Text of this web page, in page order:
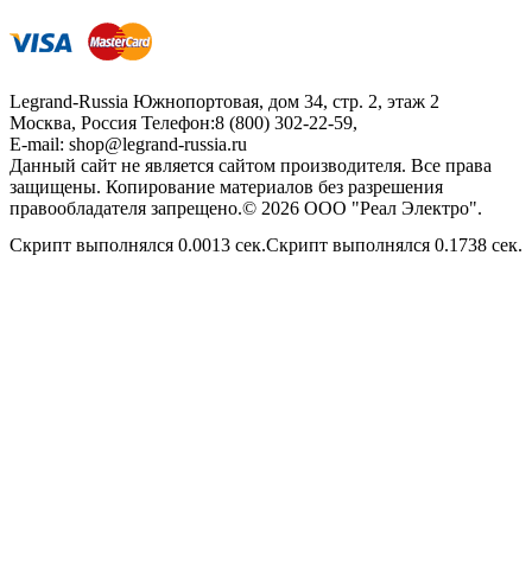
Legrand-Russia Южнопортовая, дом 34, стр. 2, этаж 2
Москва, Россия Телефон:8 (800) 302-22-59,
E-mail: shop@legrand-russia.ru
Данный сайт не является сайтом производителя. Все права
защищены. Копирование материалов без разрешения
правообладателя запрещено.© 2026 ООО "Реал Электро".
Скрипт выполнялся 0.0013 сек.Скрипт выполнялся 0.1738 сек.